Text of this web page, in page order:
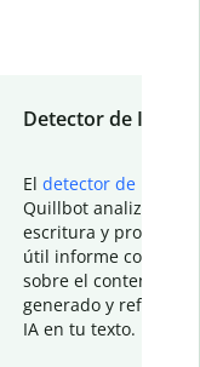
Detector de IA
El detector de IA
Quillbot analiza tu
escritura y
útil informe con
sobre el contenido
generado y refinado
IA en tu texto.